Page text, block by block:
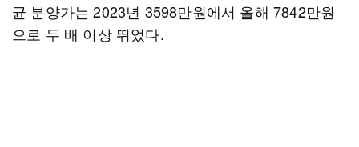
균 분양가는 2023년 3598만원에서 올해 7842만원
으로 두 배 이상 뛰었다.